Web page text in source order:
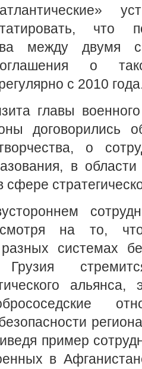
что
между двумя
о
с 2010
главы
договорились
о
в
сфере
на то,
системах
пример
в